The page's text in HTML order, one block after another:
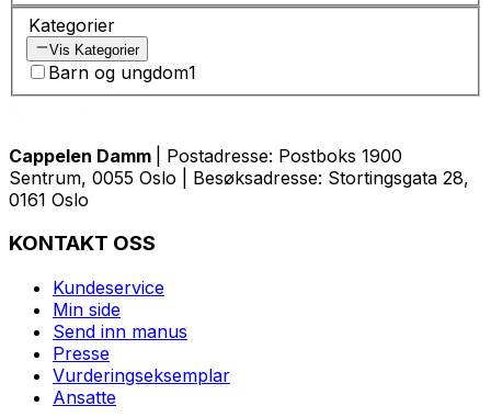
Kategorier
Vis Kategorier
Barn og ungdom1
Cappelen Damm
| Postadresse: Postboks 1900
Sentrum, 0055 Oslo | Besøksadresse: Stortingsgata 28,
0161 Oslo
KONTAKT OSS
Kundeservice
Min side
Send inn manus
Presse
Vurderingseksemplar
Ansatte